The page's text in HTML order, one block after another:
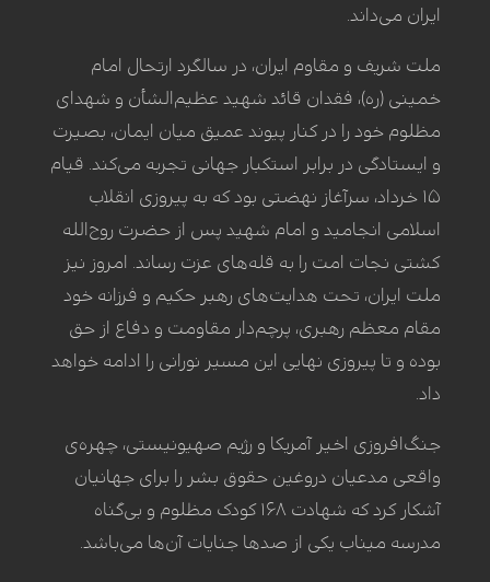
ایران می‌داند.
ملت شریف و مقاوم ایران، در سالگرد ارتحال امام
خمینی (ره)، فقدان قائد شهید عظیم‌الشأن و شهدای
مظلوم خود را در کنار پیوند عمیق میان ایمان، بصیرت
و ایستادگی در برابر استکبار جهانی تجربه می‌کند. قیام
۱۵ خرداد، سرآغاز نهضتی بود که به پیروزی انقلاب
اسلامی انجامید و امام شهید پس از حضرت روح‌الله
کشتی نجات امت را به قله‌های عزت رساند. امروز نیز
ملت ایران، تحت هدایت‌های رهبر حکیم و فرزانه خود
مقام معظم رهبری، پرچم‌دار مقاومت و دفاع از حق
بوده و تا پیروزی نهایی این مسیر نورانی را ادامه خواهد
داد.
جنگ‌افروزی اخیر آمریکا و رژیم صهیونیستی، چهره‌ی
واقعی مدعیان دروغین حقوق بشر را برای جهانیان
آشکار کرد که شهادت ۱۶۸ کودک مظلوم و بی‌گناه
مدرسه میناب یکی از صدها جنایات آن‌ها می‌باشد.